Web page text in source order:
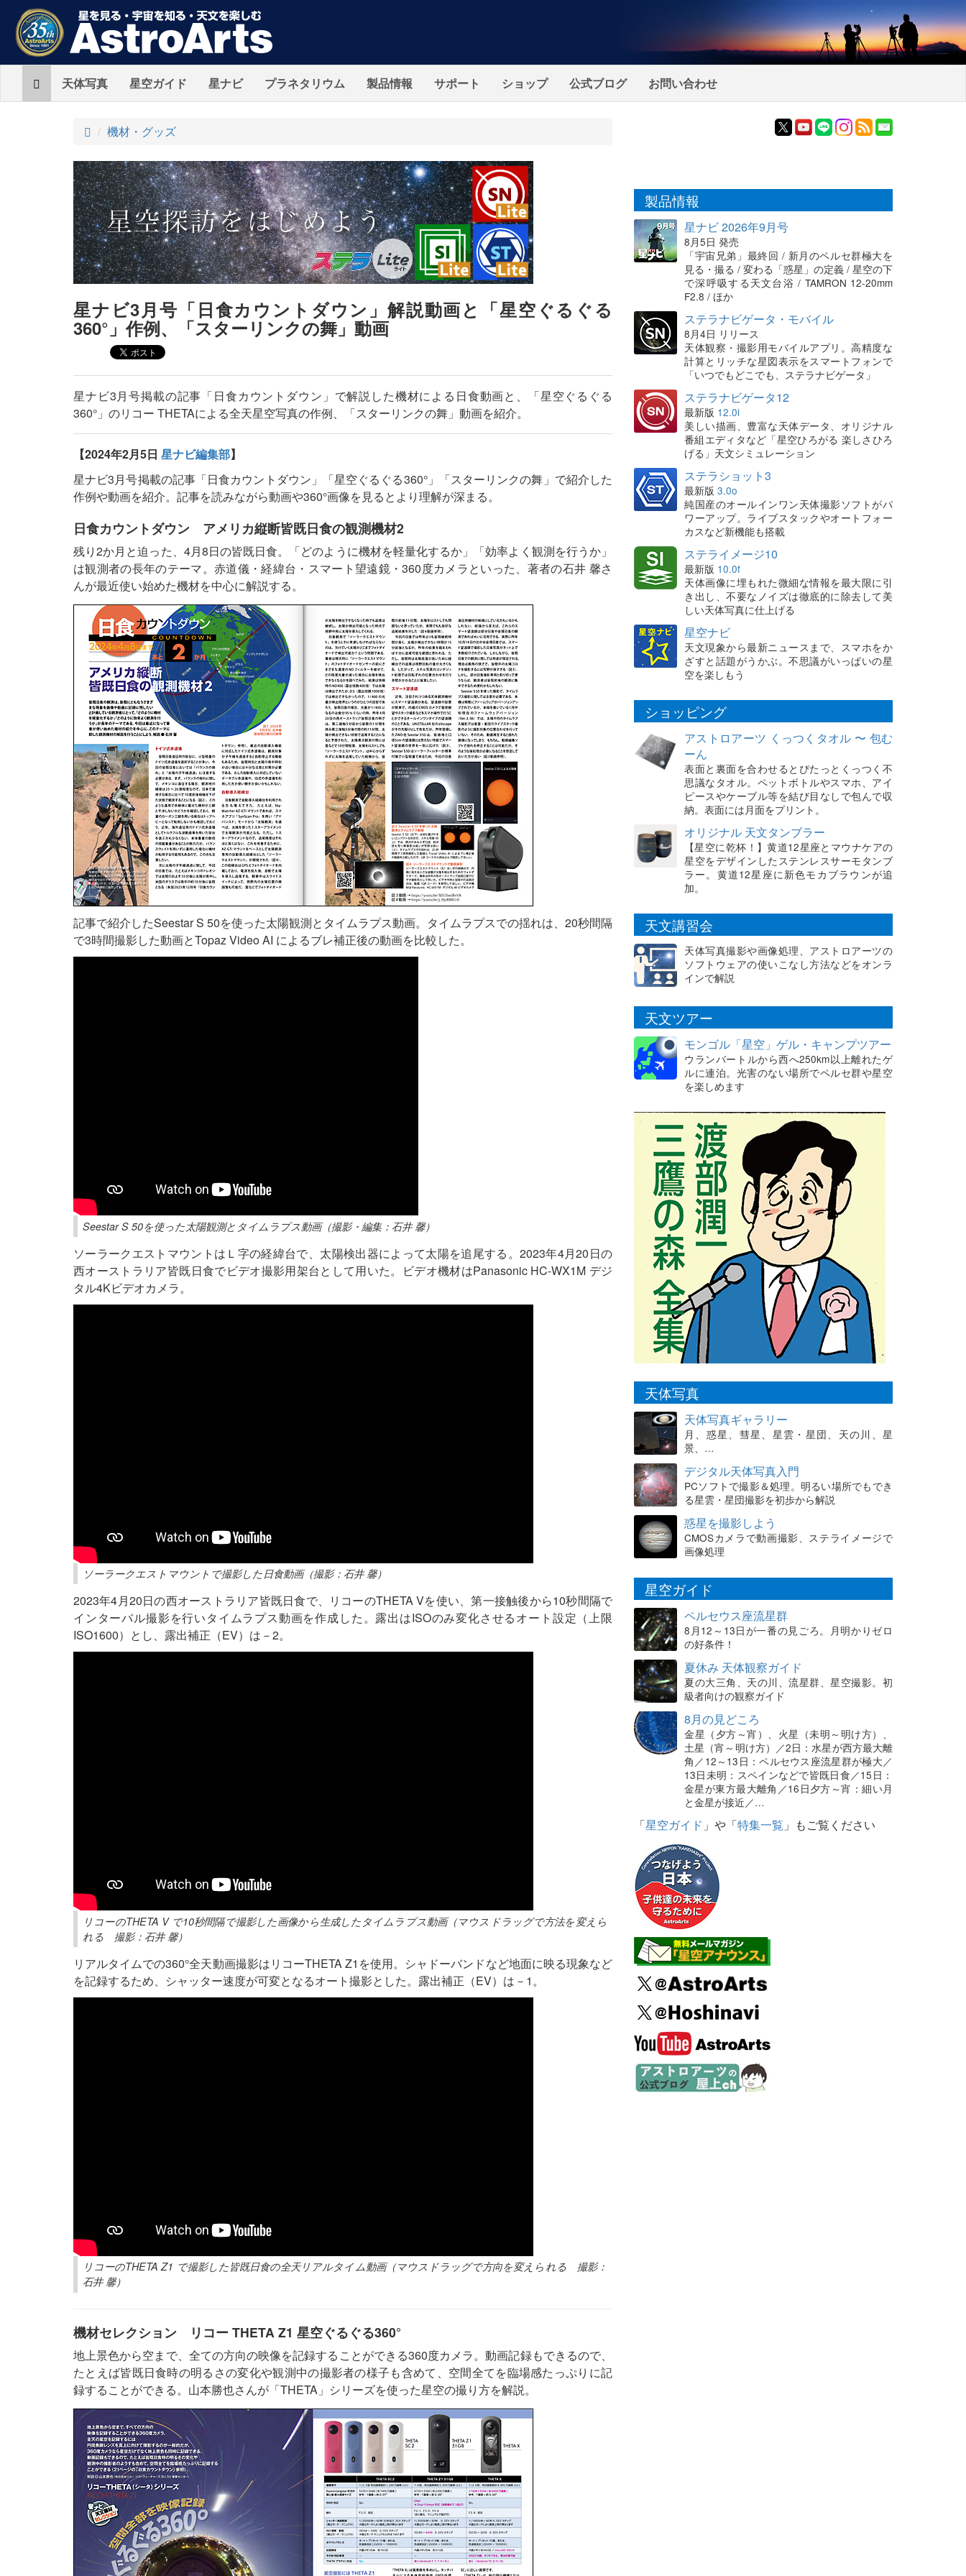
Home天体写真 星空ガイド 星ナビ プラネタリウム 製品情報 サポート ショップ 公式ブログ お問い合わせ
ト
プ
機材・グッズ
星ナビ3月号「日食カウントダウン」解説動画と「星空ぐるぐる
360°」作例、「スターリンクの舞」動画
星ナビ3月号掲載の記事「日食カウントダウン」で解説した機材による日食動画と、「星空ぐるぐる
360°」のリコー THETAによる全天星空写真の作例、「スターリンクの舞」動画を紹介。
【2024年2月5日 星ナビ編集部】
星ナビ3月号掲載の記事「日食カウントダウン」「星空ぐるぐる360°」「スターリンクの舞」で紹介した
作例や動画を紹介。記事を読みながら動画や360°画像を見るとより理解が深まる。
日食カウントダウン アメリカ縦断皆既日食の観測機材2
残り2か月と迫った、4月8日の皆既日食。「どのように機材を軽量化するか」「効率よく観測を行うか」
は観測者の長年のテーマ。赤道儀・経緯台・スマート望遠鏡・360度カメラといった、著者の石井 馨さ
んが最近使い始めた機材を中心に解説する。
記事で紹介したSeestar S 50を使った太陽観測とタイムラプス動画。タイムラプスでの揺れは、20秒間隔
で3時間撮影した動画とTopaz Video AI によるブレ補正後の動画を比較した。
Seestar S 50を使った太陽観測とタイムラプス動画（撮影・編集：石井 馨）
ソーラークエストマウントはＬ字の経緯台で、太陽検出器によって太陽を追尾する。2023年4月20日の
西オーストラリア皆既日食でビデオ撮影用架台として用いた。ビデオ機材はPanasonic HC-WX1M デジ
タル4Kビデオカメラ。
ソーラークエストマウントで撮影した日食動画（撮影：石井 馨）
2023年4月20日の西オーストラリア皆既日食で、リコーのTHETA Vを使い、第一接触後から10秒間隔で
インターバル撮影を行いタイムラプス動画を作成した。露出はISOのみ変化させるオート設定（上限
ISO1600）とし、露出補正（EV）は－2。
リコーのTHETA V で10秒間隔で撮影した画像から生成したタイムラプス動画（マウスドラッグで方法を変えら
れる 撮影：石井 馨）
リアルタイムでの360°全天動画撮影はリコーTHETA Z1を使用。シャドーバンドなど地面に映る現象など
を記録するため、シャッター速度が可変となるオート撮影とした。露出補正（EV）は－1。
リコーのTHETA Z1 で撮影した皆既日食の全天リアルタイム動画（マウスドラッグで方向を変えられる 撮影：
石井 馨）
機材セレクション リコー THETA Z1 星空ぐるぐる360°
地上景色から空まで、全ての方向の映像を記録することができる360度カメラ。動画記録もできるので、
たとえば皆既日食時の明るさの変化や観測中の撮影者の様子も含めて、空間全てを臨場感たっぷりに記
録することができる。山本勝也さんが「THETA」シリーズを使った星空の撮り方を解説。
製品情報
星ナビ 2026年9月号
8月5日 発売
「宇宙兄弟」最終回 / 新月のペルセ群極大を
見る・撮る / 変わる「惑星」の定義 / 星空の下
で深呼吸する天文台浴 / TAMRON 12-20mm
F2.8 / ほか
ステラナビゲータ・モバイル
8月4日 リリース
天体観察・撮影用モバイルアプリ。高精度な
計算とリッチな星図表示をスマートフォンで
「いつでもどこでも、ステラナビゲータ」
ステラナビゲータ12
最新版 12.0i
美しい描画、豊富な天体データ、オリジナル
番組エディタなど「星空ひろがる 楽しさひろ
げる」天文シミュレーション
ステラショット3
最新版 3.0o
純国産のオールインワン天体撮影ソフトがパ
ワーアップ。ライブスタックやオートフォー
カスなど新機能も搭載
ステライメージ10
最新版 10.0f
天体画像に埋もれた微細な情報を最大限に引
き出し、不要なノイズは徹底的に除去して美
しい天体写真に仕上げる
星空ナビ
天文現象から最新ニュースまで、スマホをか
ざすと話題がうかぶ。不思議がいっぱいの星
空を楽しもう
ショッピング
アストロアーツ くっつくタオル 〜 包む
ーん
表面と裏面を合わせるとぴたっとくっつく不
思議なタオル。ペットボトルやスマホ、アイ
ピースやケーブル等を結び目なしで包んで収
納。表面には月面をプリント。
オリジナル 天文タンブラー
【星空に乾杯！】黄道12星座とマウナケアの
星空をデザインしたステンレスサーモタンブ
ラー。黄道12星座に新色モカブラウンが追
加。
天文講習会
天体写真撮影や画像処理、アストロアーツの
ソフトウェアの使いこなし方法などをオンラ
インで解説
天文ツアー
モンゴル「星空」ゲル・キャンプツアー
ウランバートルから西へ250km以上離れたゲ
ルに連泊。光害のない場所でペルセ群や星空
を楽しめます
天体写真
天体写真ギャラリー
月、惑星、彗星、星雲・星団、天の川、星
景、…
デジタル天体写真入門
PCソフトで撮影＆処理。明るい場所でもでき
る星雲・星団撮影を初歩から解説
惑星を撮影しよう
CMOSカメラで動画撮影、ステライメージで
画像処理
星空ガイド
ペルセウス座流星群
8月12～13日が一番の見ごろ。月明かりゼロ
の好条件！
夏休み 天体観察ガイド
夏の大三角、天の川、流星群、星空撮影。初
級者向けの観察ガイド
8月の見どころ
金星（夕方～宵）、火星（未明～明け方）、
土星（宵～明け方）／2日：水星が西方最大離
角／12～13日：ペルセウス座流星群が極大／
13日未明：スペインなどで皆既日食／15日：
金星が東方最大離角／16日夕方～宵：細い月
と金星が接近／…
「星空ガイド 」や「特集一覧 」もご覧ください